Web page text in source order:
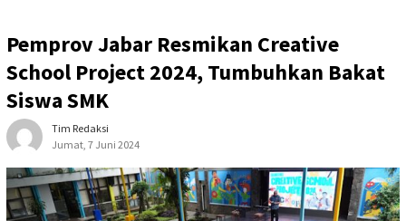
Pemprov Jabar Resmikan Creative
School Project 2024, Tumbuhkan Bakat
Siswa SMK
Tim Redaksi
Jumat, 7 Juni 2024